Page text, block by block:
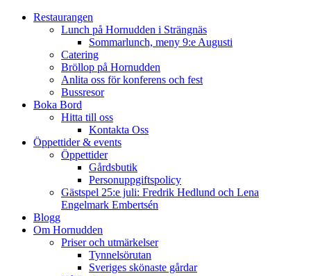
Restaurangen
Lunch på Hornudden i Strängnäs
Sommarlunch, meny 9:e Augusti
Catering
Bröllop på Hornudden
Anlita oss för konferens och fest
Bussresor
Boka Bord
Hitta till oss
Kontakta Oss
Öppettider & events
Öppettider
Gårdsbutik
Personuppgiftspolicy
Gästspel 25:e juli: Fredrik Hedlund och Lena
Engelmark Embertsén
Blogg
Om Hornudden
Priser och utmärkelser
Tynnelsörutan
Sveriges skönaste gårdar